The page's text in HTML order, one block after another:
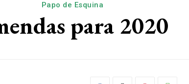
Papo de Esquina
para 2020